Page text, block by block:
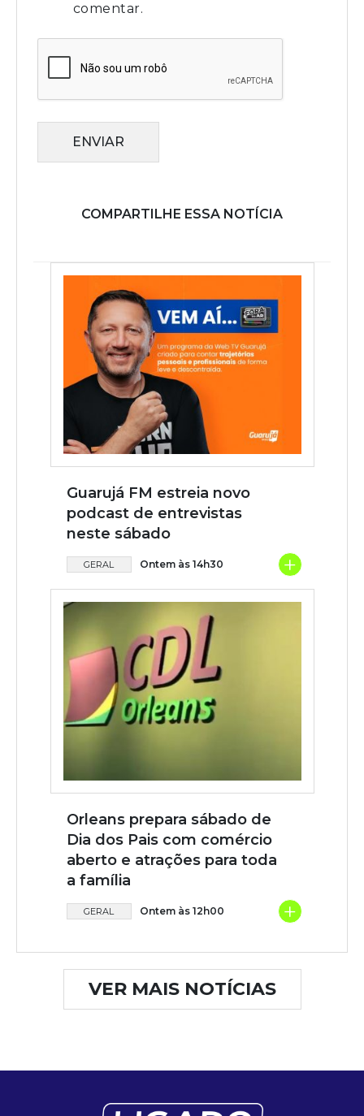
comentar.
ENVIAR
COMPARTILHE ESSA NOTÍCIA
Guarujá FM estreia novo
podcast de entrevistas
neste sábado
GERAL Ontem às 14h30 +
Orleans prepara sábado de
Dia dos Pais com comércio
aberto e atrações para toda
a família
GERAL Ontem às 12h00 +
VER MAIS NOTÍCIAS